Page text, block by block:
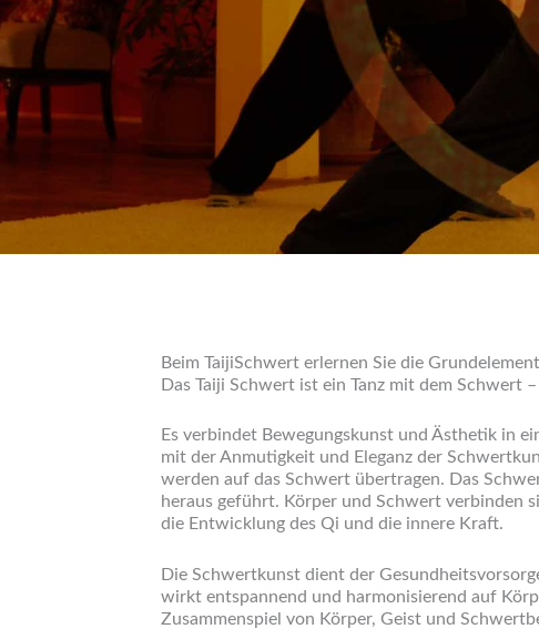
Beim TaijiSchwert erlernen Sie die
Das Taiji Schwert ist ein Tanz mit dem Schwert
Es verbindet Bewegungskunst und Ästhetik in
mit der Anmutigkeit und Eleganz der
werden auf das Schwert übertragen. Das
heraus geführt. Körper und Schwert verbinden
die Entwicklung des Qi und die innere Kraft.
Die Schwertkunst dient der
wirkt entspannend und harmonisierend auf
Zusammenspiel von Körper, Geist und